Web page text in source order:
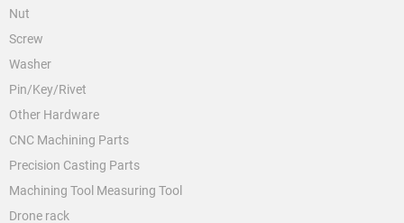
Nut
Screw
Washer
Pin/Key/Rivet
Other Hardware
CNC Machining Parts
Precision Casting Parts
Machining Tool Measuring Tool
Drone rack